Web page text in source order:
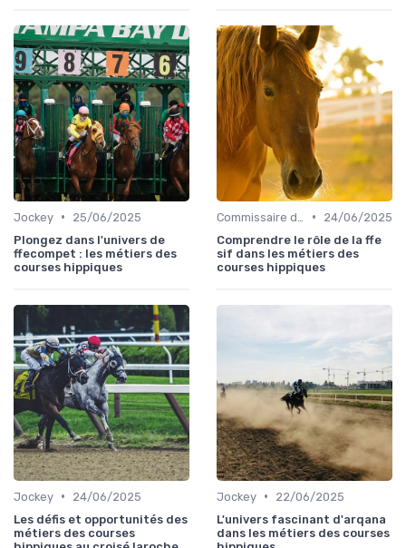
Jockey •
25/06/2025
Plongez dans l'univers de
ffecompet : les métiers des
courses hippiques
•
24/06/2025
Comprendre le rôle de la ffe
sif dans les métiers des
courses hippiques
Jockey •
24/06/2025
Les défis et opportunités des
métiers des courses
Jockey •
22/06/2025
L'univers fascinant d'arqana
dans les métiers des courses